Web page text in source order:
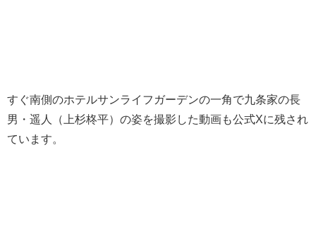
すぐ南側のホテルサンライフガーデンの一角で九条家の長
男・遥人（上杉柊平）の姿を撮影した動画も公式Xに残され
ています。